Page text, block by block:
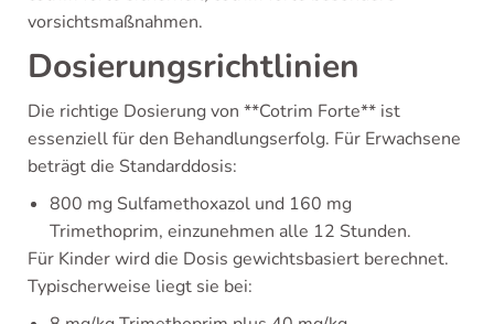
vorsichtsmaßnahmen.
Dosierungsrichtlinien
Die richtige Dosierung von **Cotrim Forte** ist
essenziell für den Behandlungserfolg. Für Erwachsene
beträgt die Standarddosis:
800 mg Sulfamethoxazol und 160 mg
Trimethoprim, einzunehmen alle 12 Stunden.
Für Kinder wird die Dosis gewichtsbasiert berechnet.
Typischerweise liegt sie bei: